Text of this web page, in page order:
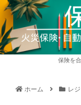
保険を
ホーム レ